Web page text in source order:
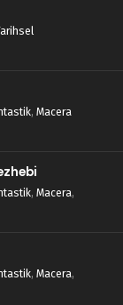
, Macera
, Macera,
, Macera,